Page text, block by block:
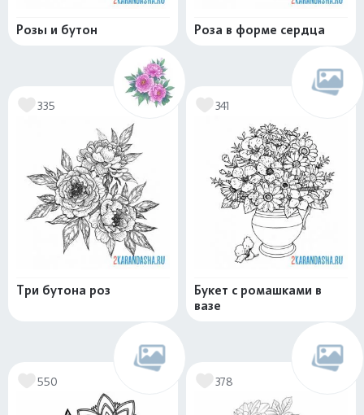
Розы и бутон Роза в форме сердца
335
Три бутона роз
341
Букет с ромашками в
вазе
550 378